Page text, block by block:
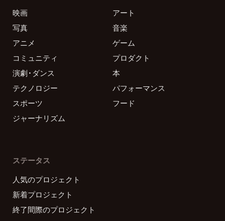
映画
アート
写真
音楽
アニメ
ゲーム
コミュニティ
プロダクト
演劇・ダンス
本
テクノロジー
パフォーマンス
スポーツ
フード
ジャーナリズム
ステータス
人気のプロジェクト
新着プロジェクト
終了間際のプロジェクト